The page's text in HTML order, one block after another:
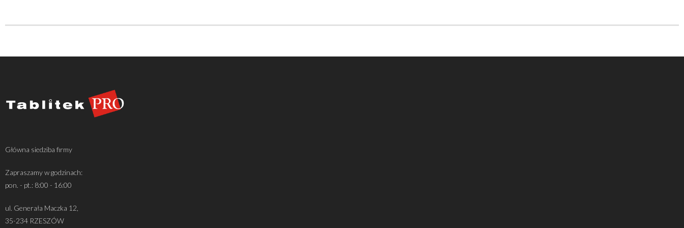
Główna siedziba firmy
Zapraszamy w godzinach:
pon. - pt.: 8:00 - 16:00
ul. Generała Maczka 12,
35-234 RZESZÓW